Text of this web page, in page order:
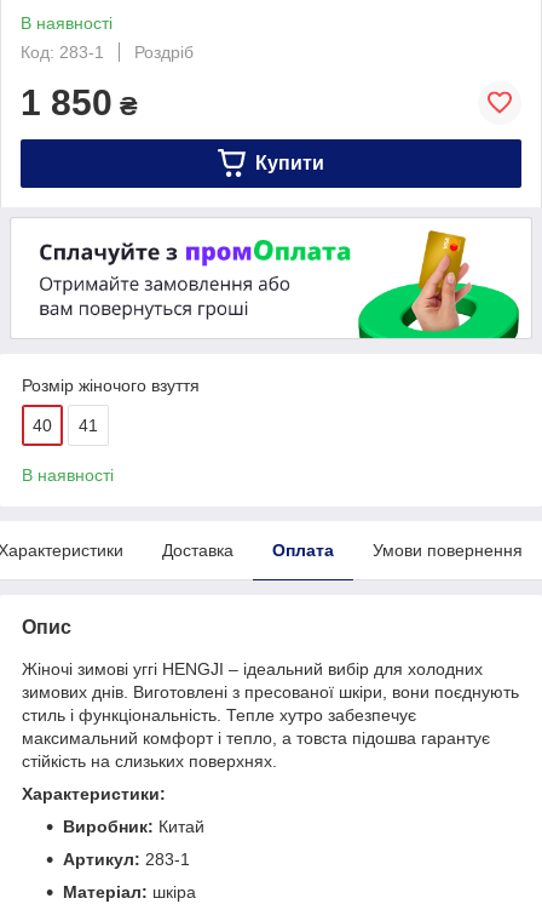
В наявності
Код: 283-1
Роздріб
1 850 ₴
Купити
Розмір жіночого взуття
40 41
В наявності
Доставка Оплата Умови повернення
Опис
Жіночі зимові уггі HENGJI – ідеальний вибір для холодних
зимових днів. Виготовлені з пресованої шкіри, вони поєднують
стиль і функціональність. Тепле хутро забезпечує
максимальний комфорт і тепло, а товста підошва гарантує
стійкість на слизьких поверхнях.
Характеристики:
Виробник: Китай
Артикул: 283-1
Матеріал: шкіра